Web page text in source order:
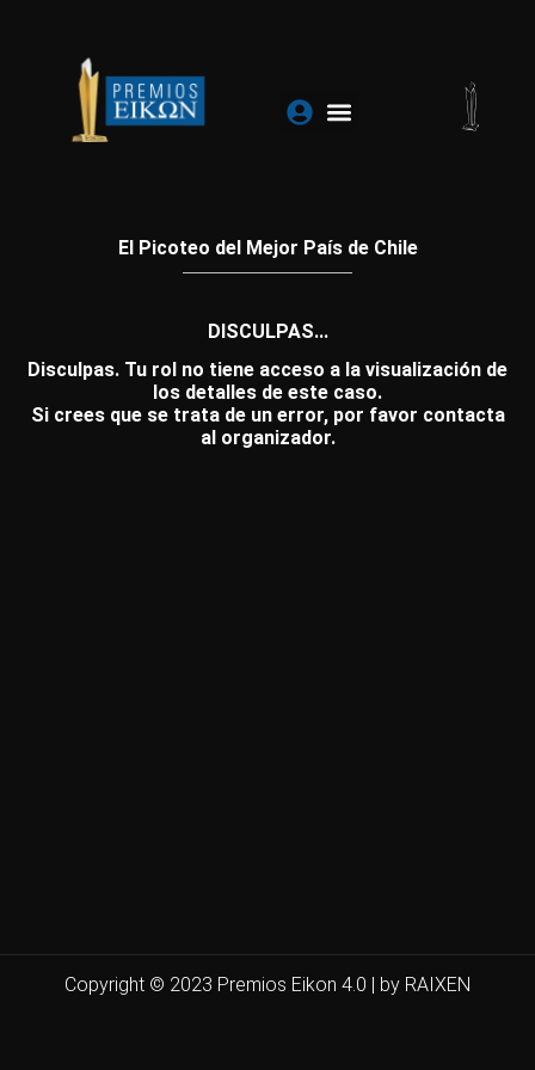
contenido
El Picoteo del Mejor País de Chile
DISCULPAS...
Disculpas. Tu rol no tiene acceso a la visualización de
los detalles de este caso.
Si crees que se trata de un error, por favor contacta
al organizador.
Copyright © 2023 Premios Eikon 4.0 | by RAIXEN